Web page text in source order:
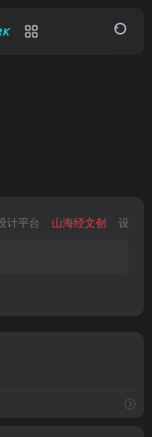
计平台 山海经文创 设计